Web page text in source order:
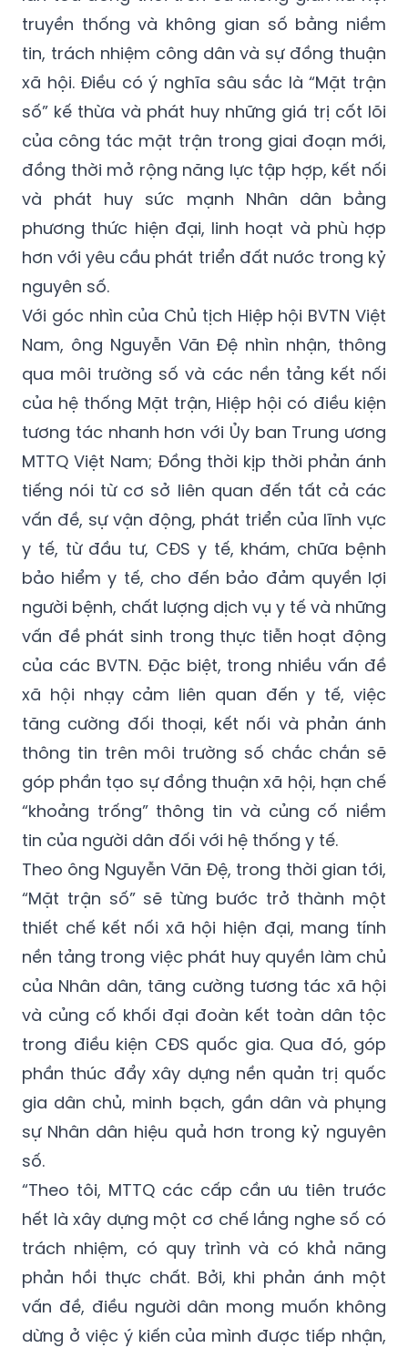
truyền thống và không gian số bằng niềm
tin, trách nhiệm công dân và sự đồng thuận
xã hội. Điều có ý nghĩa sâu sắc là “Mặt trận
số” kế thừa và phát huy những giá trị cốt lõi
của công tác mặt trận trong giai đoạn mới,
đồng thời mở rộng năng lực tập hợp, kết nối
và phát huy sức mạnh Nhân dân bằng
phương thức hiện đại, linh hoạt và phù hợp
hơn với yêu cầu phát triển đất nước trong kỷ
nguyên số.
Với góc nhìn của Chủ tịch Hiệp hội BVTN Việt
Nam, ông Nguyễn Văn Đệ nhìn nhận, thông
qua môi trường số và các nền tảng kết nối
của hệ thống Mặt trận, Hiệp hội có điều kiện
tương tác nhanh hơn với Ủy ban Trung ương
MTTQ Việt Nam; Đồng thời kịp thời phản ánh
tiếng nói từ cơ sở liên quan đến tất cả các
vấn đề, sự vận động, phát triển của lĩnh vực
y tế, từ đầu tư, CĐS y tế, khám, chữa bệnh
bảo hiểm y tế, cho đến bảo đảm quyền lợi
người bệnh, chất lượng dịch vụ y tế và những
vấn đề phát sinh trong thực tiễn hoạt động
của các BVTN. Đặc biệt, trong nhiều vấn đề
xã hội nhạy cảm liên quan đến y tế, việc
tăng cường đối thoại, kết nối và phản ánh
thông tin trên môi trường số chắc chắn sẽ
góp phần tạo sự đồng thuận xã hội, hạn chế
“khoảng trống” thông tin và củng cố niềm
tin của người dân đối với hệ thống y tế.
Theo ông Nguyễn Văn Đệ, trong thời gian tới,
“Mặt trận số” sẽ từng bước trở thành một
thiết chế kết nối xã hội hiện đại, mang tính
nền tảng trong việc phát huy quyền làm chủ
của Nhân dân, tăng cường tương tác xã hội
và củng cố khối đại đoàn kết toàn dân tộc
trong điều kiện CĐS quốc gia. Qua đó, góp
phần thúc đẩy xây dựng nền quản trị quốc
gia dân chủ, minh bạch, gần dân và phụng
sự Nhân dân hiệu quả hơn trong kỷ nguyên
số.
“Theo tôi, MTTQ các cấp cần ưu tiên trước
hết là xây dựng một cơ chế lắng nghe số có
trách nhiệm, có quy trình và có khả năng
phản hồi thực chất. Bởi, khi phản ánh một
vấn đề, điều người dân mong muốn không
dừng ở việc ý kiến của mình được tiếp nhận,